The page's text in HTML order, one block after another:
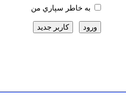
به خاطر سپاري من